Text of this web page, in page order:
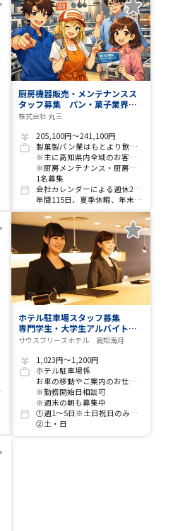
厨房機器販売・メンテナンスス
タッフ募集 パン・菓子業界の
リーディングカンパニーとして
る当社で一緒に働きませんか？
株式会社 丸三
205,100円～241,100円
製菓製パン業はもとより飲食店から食品工場など、冷蔵庫などの単品販売から厨房設計、アフターメンテナンスなど
※主に高知県内全域のお客様訪問
※厨房メンテナンス・厨房設計(CADを使用できる方優遇)
1名募集
会社カレンダーによる週休2日制
年間115日、夏季休暇、年末年始休暇
ホテル駐車場スタッフ募集
専門学生・大学生アルバイト歓
迎 年令、経験、資格問わず積
サウスブリーズホテル 高知海月
1,023円～1,200円
ホテル駐車場係
お車の移動やご案内のお仕事です
※勤務開始日相談可
※週末の朝も募集中
①週1～5日※土日祝日のみだけでもOK
②土・日